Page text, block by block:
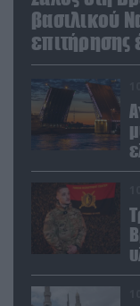
βασιλικού
επιτήρησης
απόρρητες